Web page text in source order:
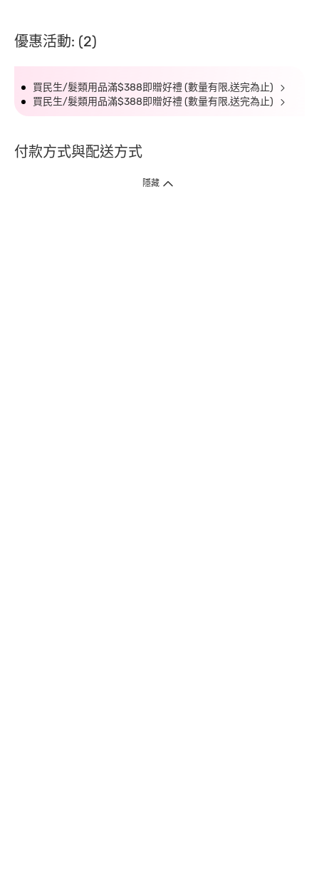
優惠活動: (2)
買民生/髮類用品滿$388即贈好禮 (數量有限,送完為止)
買民生/髮類用品滿$388即贈好禮 (數量有限,送完為止)
付款方式與配送方式
隱藏